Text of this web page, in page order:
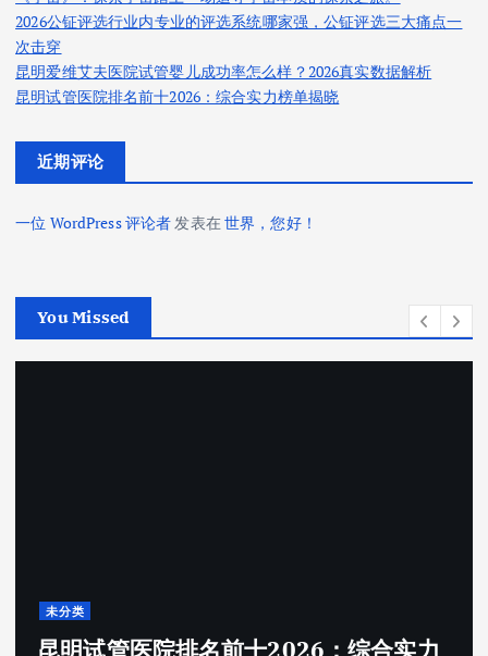
2026公钲评选行业内专业的评选系统哪家强，公钲评选三大痛点一
次击穿
昆明爱维艾夫医院试管婴儿成功率怎么样？2026真实数据解析
昆明试管医院排名前十2026：综合实力榜单揭晓
近期评论
一位 WordPress 评论者发表在世界，您好！
You Missed
未分类
昆明试管医院排名前十2026：综合实力